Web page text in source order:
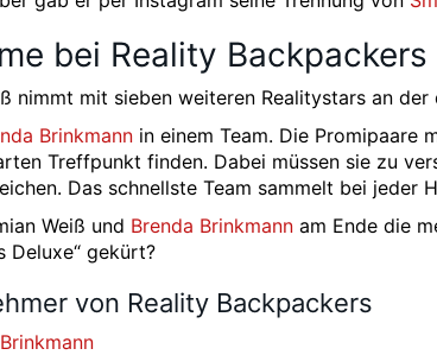
bei Reality
nimmt mit sieben weiteren Realitystars an
Brinkmann in einem Team. Die Promipaare
Treffpunkt finden. Dabei müssen sie zu
Das schnellste Team sammelt bei jeder
Weiß und Brenda Brinkmann am Ende die
Deluxe“ gekürt?
von Reality Backpackers